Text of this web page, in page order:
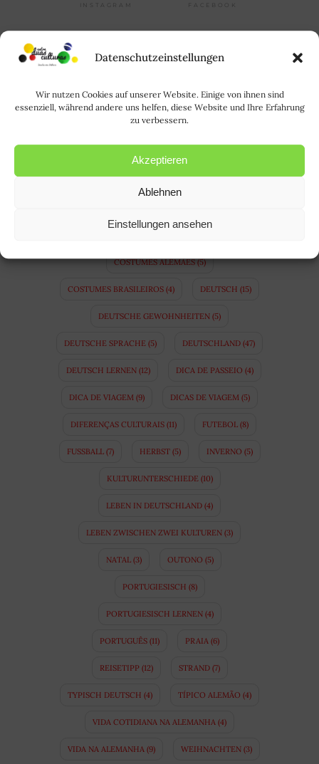
Datenschutzeinstellungen
Wir nutzen Cookies auf unserer Website. Einige von ihnen sind
essenziell, während andere uns helfen, diese Website und Ihre Erfahrung
zu verbessern.
Akzeptieren
Ablehnen
Einstellungen ansehen
INSTAGRAM FACEBOOK
ALLTAGSLEBEN IN BRASILIEN(3)
A LÍNGUA ALEMÃ
APRENDER ALEMÃO (14)
COSTUMES ALEMÃES(5)
COSTUMES BRASILEIROS (4) DEUTSCH (15)
DEUTSCHE GEWOHNHEITEN (5)
DEUTSCHE SPRACHE (5) DEUTSCHLAND (47)
DEUTSCH LERNEN(12) DICA DE PASSEIO (4)
DICA DE VIAGEM (9) DICAS DE VIAGEM (5)
DIFERENÇAS CULTURAIS (11) FUTEBOL (8)
FUSSBALL (7) HERBST(5) INVERNO (5)
KULTURUNTERSCHIEDE(10)
LEBEN IN DEUTSCHLAND (4)
LEBEN ZWISCHEN ZWEI KULTUREN (3)
NATAL(3) OUTONO (5)
PORTUGIESISCH (8)
PORTUGIESISCH LERNEN(4)
PORTUGUÊS (11) PRAIA (6)
REISETIPP(12) STRAND(7)
TYPISCH DEUTSCH (4) TÍPICO ALEMÃO (4)
VIDA COTIDIANA NA ALEMANHA (4)
VIDA NA ALEMANHA(9) WEIHNACHTEN(3)